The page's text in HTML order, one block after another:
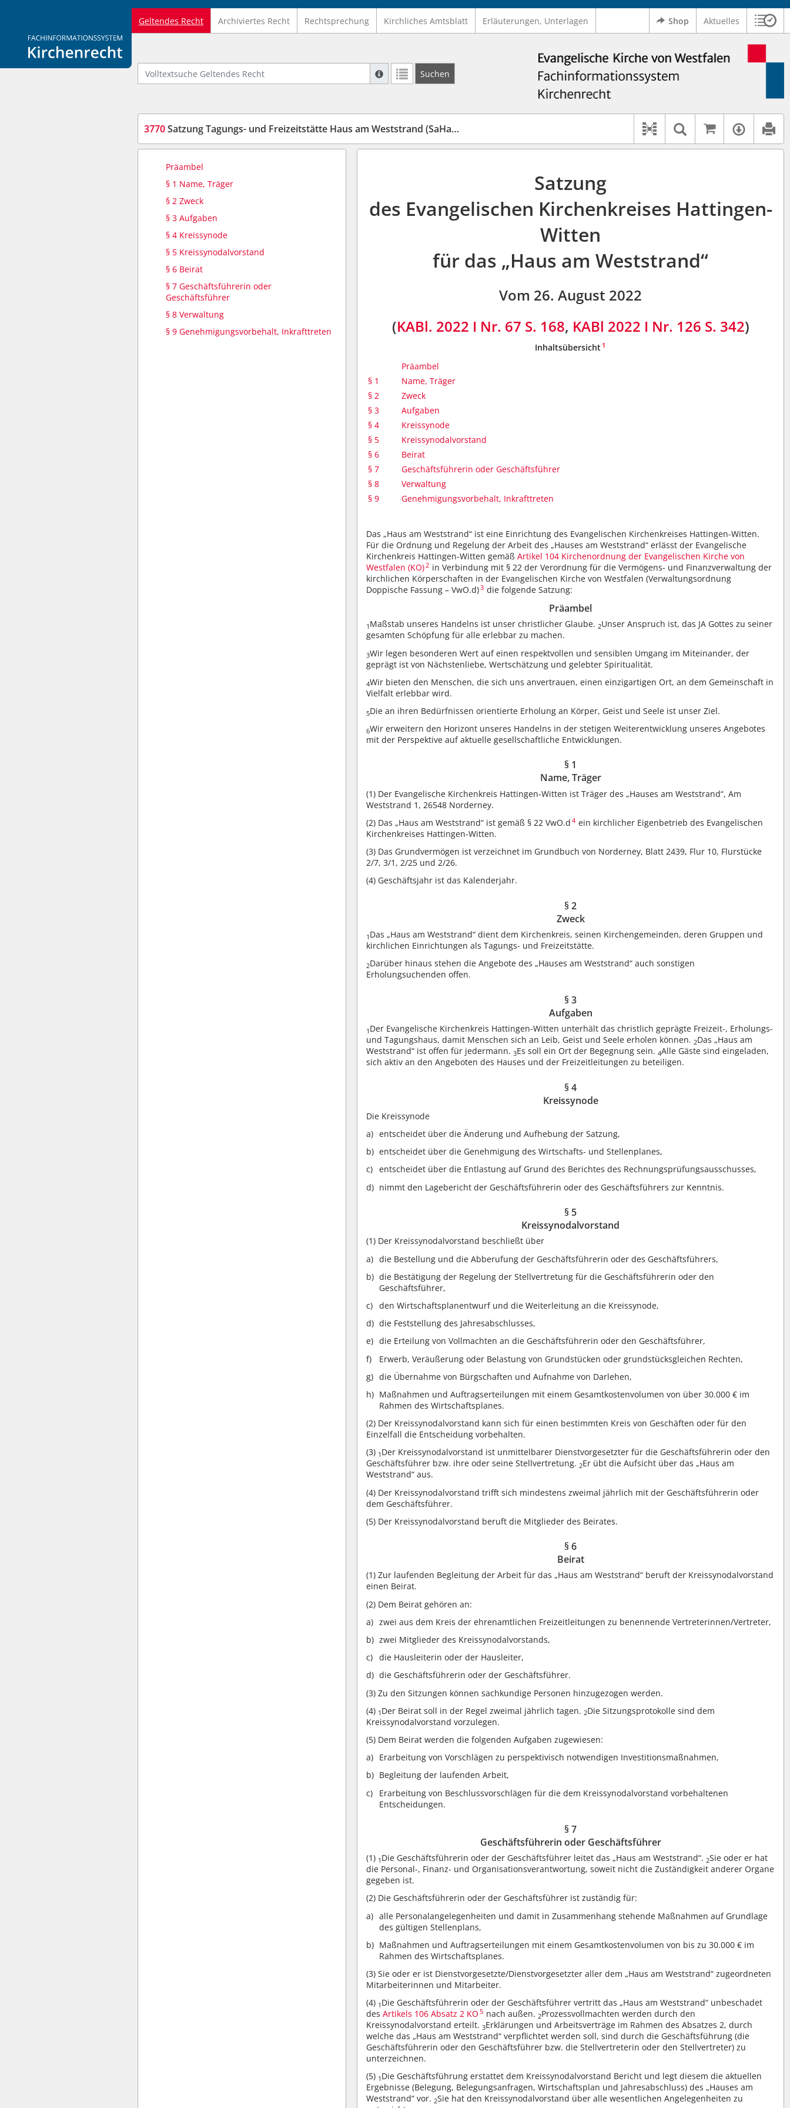
Logo Fachinformationssystem Kirchenrecht
Geltendes Recht Archiviertes Recht Rechtsprechung Kirchliches Amtsblatt Erläuterungen, Unterlagen Shop Aktuelles
Volltextsuche Geltendes Recht
Suche mit Platzhalter "*", Bsp. Pfarrer*, findet auch: "Pfarrerinitiative" oder "Pfarrerausschuss".
Weitere Suchoperatoren finden Sie in unserer Hilfe.
Suchen
3770Satzung Tagungs- und Freizeitstätte Haus am Weststrand (SaHaWiEbHaW)
Dokument-Beziehungen
Textsuche im
Auf
Präambel
§ 1 Name, Träger
§ 2 Zweck
§ 3 Aufgaben
§ 4 Kreissynode
§ 5 Kreissynodalvorstand
§ 6 Beirat
§ 7 Geschäftsführerin oder
Geschäftsführer
§ 8 Verwaltung
§ 9 Genehmigungsvorbehalt, Inkrafttreten
Satzung
des Evangelischen Kirchenkreises Hattingen-
Witten
für das „Haus am Weststrand“
Vom 26. August 2022
(KABl. 2022 I Nr. 67 S. 168, KABl 2022 I Nr. 126 S. 342)
Inhaltsübersicht 1
Präambel
§ 1
Name, Träger
§ 2
Zweck
§ 3
Aufgaben
§ 4
Kreissynode
§ 5
Kreissynodalvorstand
§ 6
Beirat
§ 7
Geschäftsführerin oder Geschäftsführer
§ 8
Verwaltung
§ 9
Genehmigungsvorbehalt, Inkrafttreten
Das „Haus am Weststrand“ ist eine Einrichtung des Evangelischen Kirchenkreises Hattingen-Witten.
Für die Ordnung und Regelung der Arbeit des „Hauses am Weststrand“ erlässt der Evangelische
Kirchenkreis Hattingen-Witten gemäßArtikel 104 Kirchenordnung der Evangelischen Kirche von
Westfalen (KO) 2 in Verbindung mit § 22 der Verordnung für die Vermögens- und Finanzverwaltung der
kirchlichen Körperschaften in der Evangelischen Kirche von Westfalen (Verwaltungsordnung
Doppische Fassung – VwO.d)3 die folgende Satzung:
Präambel
1 Maßstab unseres Handelns ist unser christlicher Glaube. 2Unser Anspruch ist, das JA Gottes zu seiner
gesamten Schöpfung für alle erlebbar zu machen.
3Wir legen besonderen Wert auf einen respektvollen und sensiblen Umgang im Miteinander, der
geprägt ist von Nächstenliebe, Wertschätzung und gelebter Spiritualität.
4Wir bieten den Menschen, die sich uns anvertrauen, einen einzigartigen Ort, an dem Gemeinschaft in
Vielfalt erlebbar wird.
5Die an ihren Bedürfnissen orientierte Erholung an Körper, Geist und Seele ist unser Ziel.
6Wir erweitern den Horizont unseres Handelns in der stetigen Weiterentwicklung unseres Angebotes
mit der Perspektive auf aktuelle gesellschaftliche Entwicklungen.
§ 1
Name, Träger
(1) Der Evangelische Kirchenkreis Hattingen-Witten ist Träger des „Hauses am Weststrand“, Am
Weststrand 1, 26548 Norderney.
(2) Das „Haus am Weststrand“ ist gemäß § 22 VwO.d 4 ein kirchlicher Eigenbetrieb des Evangelischen
Kirchenkreises Hattingen-Witten.
(3) Das Grundvermögen ist verzeichnet im Grundbuch von Norderney, Blatt 2439, Flur 10, Flurstücke
2/7, 3/1, 2/25 und 2/26.
(4) Geschäftsjahr ist das Kalenderjahr.
§ 2
Zweck
1 Das „Haus am Weststrand“ dient dem Kirchenkreis, seinen Kirchengemeinden, deren Gruppen und
kirchlichen Einrichtungen als Tagungs- und Freizeitstätte.
2Darüber hinaus stehen die Angebote des „Hauses am Weststrand“ auch sonstigen
Erholungsuchenden offen.
§ 3
Aufgaben
1 Der Evangelische Kirchenkreis Hattingen-Witten unterhält das christlich geprägte Freizeit-, Erholungs-
und Tagungshaus, damit Menschen sich an Leib, Geist und Seele erholen können. 2Das „Haus am
Weststrand“ ist offen für jedermann.3Es soll ein Ort der Begegnung sein.4Alle Gäste sind eingeladen,
sich aktiv an den Angeboten des Hauses und der Freizeitleitungen zu beteiligen.
§ 4
Kreissynode
Die Kreissynode
entscheidet über die Änderung und Aufhebung der Satzung,
entscheidet über die Genehmigung des Wirtschafts- und Stellenplanes,
entscheidet über die Entlastung auf Grund des Berichtes des Rechnungsprüfungsausschusses,
nimmt den Lagebericht der Geschäftsführerin oder des Geschäftsführers zur Kenntnis.
§ 5
Kreissynodalvorstand
(1) Der Kreissynodalvorstand beschließt über
die Bestellung und die Abberufung der Geschäftsführerin oder des Geschäftsführers,
die Bestätigung der Regelung der Stellvertretung für die Geschäftsführerin oder den
Geschäftsführer,
den Wirtschaftsplanentwurf und die Weiterleitung an die Kreissynode,
die Feststellung des Jahresabschlusses,
die Erteilung von Vollmachten an die Geschäftsführerin oder den Geschäftsführer,
Erwerb, Veräußerung oder Belastung von Grundstücken oder grundstücksgleichen Rechten,
die Übernahme von Bürgschaften und Aufnahme von Darlehen,
Maßnahmen und Auftragserteilungen mit einem Gesamtkostenvolumen von über 30.000 € im
Rahmen des Wirtschaftsplanes.
(2) Der Kreissynodalvorstand kann sich für einen bestimmten Kreis von Geschäften oder für den
Einzelfall die Entscheidung vorbehalten.
(3) 1 Der Kreissynodalvorstand ist unmittelbarer Dienstvorgesetzter für die Geschäftsführerin oder den
Geschäftsführer bzw. ihre oder seine Stellvertretung. 2Er übt die Aufsicht über das „Haus am
Weststrand“ aus.
(4) Der Kreissynodalvorstand trifft sich mindestens zweimal jährlich mit der Geschäftsführerin oder
dem Geschäftsführer.
(5) Der Kreissynodalvorstand beruft die Mitglieder des Beirates.
§ 6
Beirat
(1) Zur laufenden Begleitung der Arbeit für das „Haus am Weststrand“ beruft der Kreissynodalvorstand
einen Beirat.
(2) Dem Beirat gehören an:
zwei aus dem Kreis der ehrenamtlichen Freizeitleitungen zu benennende Vertreterinnen/Vertreter,
zwei Mitglieder des Kreissynodalvorstands,
die Hausleiterin oder der Hausleiter,
die Geschäftsführerin oder der Geschäftsführer.
(3) Zu den Sitzungen können sachkundige Personen hinzugezogen werden.
(4) 1 Der Beirat soll in der Regel zweimal jährlich tagen. 2Die Sitzungsprotokolle sind dem
Kreissynodalvorstand vorzulegen.
(5) Dem Beirat werden die folgenden Aufgaben zugewiesen:
Erarbeitung von Vorschlägen zu perspektivisch notwendigen Investitionsmaßnahmen,
Begleitung der laufenden Arbeit,
Erarbeitung von Beschlussvorschlägen für die dem Kreissynodalvorstand vorbehaltenen
Entscheidungen.
§ 7
Geschäftsführerin oder Geschäftsführer
(1) 1 Die Geschäftsführerin oder der Geschäftsführer leitet das „Haus am Weststrand“. 2Sie oder er hat
die Personal-, Finanz- und Organisationsverantwortung, soweit nicht die Zuständigkeit anderer Organe
gegeben ist.
(2) Die Geschäftsführerin oder der Geschäftsführer ist zuständig für:
alle Personalangelegenheiten und damit in Zusammenhang stehende Maßnahmen auf Grundlage
des gültigen Stellenplans,
Maßnahmen und Auftragserteilungen mit einem Gesamtkostenvolumen von bis zu 30.000 € im
Rahmen des Wirtschaftsplanes.
(3) Sie oder er ist Dienstvorgesetzte/Dienstvorgesetzter aller dem „Haus am Weststrand“ zugeordneten
Mitarbeiterinnen und Mitarbeiter.
(4) 1 Die Geschäftsführerin oder der Geschäftsführer vertritt das „Haus am Weststrand“ unbeschadet
desArtikels 106 Absatz 2 KO 5 nach außen. 2Prozessvollmachten werden durch den
Kreissynodalvorstand erteilt.3Erklärungen und Arbeitsverträge im Rahmen des Absatzes 2, durch
welche das „Haus am Weststrand“ verpflichtet werden soll, sind durch die Geschäftsführung (die
Geschäftsführerin oder den Geschäftsführer bzw. die Stellvertreterin oder den Stellvertreter) zu
unterzeichnen.
(5) 1 Die Geschäftsführung erstattet dem Kreissynodalvorstand Bericht und legt diesem die aktuellen
Ergebnisse (Belegung, Belegungsanfragen, Wirtschaftsplan und Jahresabschluss) des „Hauses am
Weststrand“ vor. 2Sie hat den Kreissynodalvorstand über alle wesentlichen Angelegenheiten zu